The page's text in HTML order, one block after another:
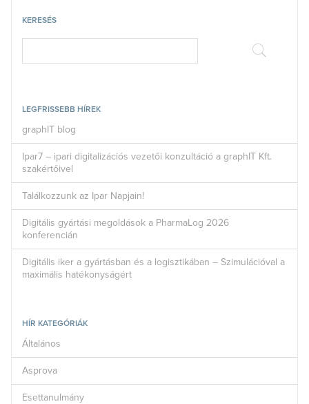
KERESÉS
LEGFRISSEBB HÍREK
graphIT blog
Ipar7 – ipari digitalizációs vezetői konzultáció a graphIT Kft.
szakértőivel
Találkozzunk az Ipar Napjain!
Digitális gyártási megoldások a PharmaLog 2026
konferencián
Digitális iker a gyártásban és a logisztikában – Szimulációval a
maximális hatékonyságért
HÍR KATEGÓRIÁK
Általános
Asprova
Esettanulmány